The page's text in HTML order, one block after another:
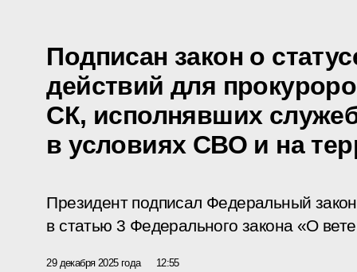
Подписан закон о
действий для
СК, исполнявших
в условиях СВО и на
Президент подписал Федеральный
в статью 3 Федерального закона «О
29 декабря 2025 года 12:55